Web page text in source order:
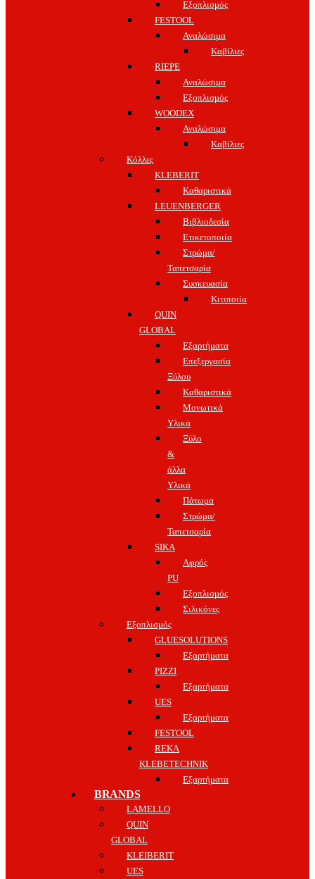
Εξοπλισμός
FESTOOL
Αναλώσιμα
Καβίλιες
RIEPE
Αναλώσιμα
Εξοπλισμός
WOODEX
Αναλώσιμα
Καβίλιες
Κόλλες
KLEBERIT
Καθαριστικά
LEUENBERGER
Βιβλιοδεσία
Ετικετοποιία
Στρώμα/
Ταπετσαρία
Συσκευασία
Κιτιποιία
QUIN
GLOBAL
Εξαρτήματα
Επεξεργασία
Ξύλου
Καθαριστικά
Μονωτικά
Υλικά
Ξύλο
&
άλλα
Υλικά
Πάτωμα
Στρώμα/
Ταπετσαρία
SIKA
Αφρός
PU
Εξοπλισμός
Σιλικόνες
Εξοπλισμός
GLUESOLUTIONS
Εξαρτήματα
PIZZI
Εξαρτήματα
UES
Εξαρτήματα
FESTOOL
REKA
KLEBETECHNIK
Εξαρτήματα
BRANDS
LAMELLO
QUIN
GLOBAL
KLEIBERIT
UES